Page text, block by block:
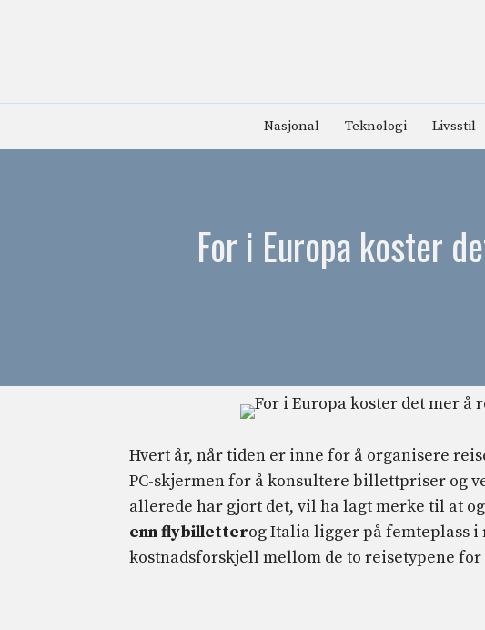
Nasjonal Teknologi Livsstil
For i Europa koster
Hvert år, når tiden er inne for å organisere
PC-skjermen for å konsultere billettpriser og
allerede har gjort det, vil ha lagt merke til at
enn flybilletterog Italia ligger på femteplass
kostnadsforskjell mellom de to reisetypene for